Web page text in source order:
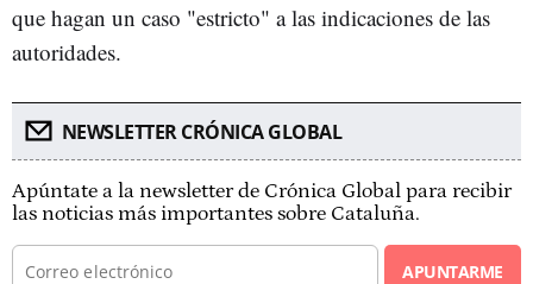
que hagan un caso "estricto" a las indicaciones de las
autoridades.
NEWSLETTER CRÓNICA GLOBAL
Apúntate a la newsletter de Crónica Global para recibir
las noticias más importantes sobre Cataluña.
APUNTARME